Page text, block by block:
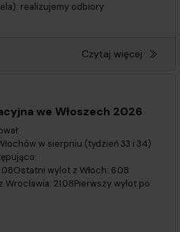
realizujemy odbiory
Czytaj więcej
we Włoszech 2026
w sierpniu (tydzień 33 i 34)
wylot z Włoch: 6.08
21.08Pierwszy wylot po